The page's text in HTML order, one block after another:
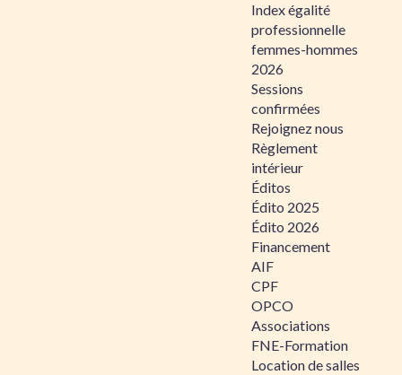
Index égalité
professionnelle
femmes-hommes
2026
Sessions
confirmées
Rejoignez nous
Règlement
intérieur
Éditos
Édito 2025
Édito 2026
Financement
AIF
CPF
OPCO
Associations
FNE-Formation
Location de salles